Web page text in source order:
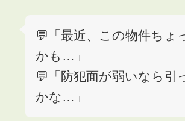
💬「最近、この物件ちょ
かも…」
💬「防犯面が弱いなら引
かな…」